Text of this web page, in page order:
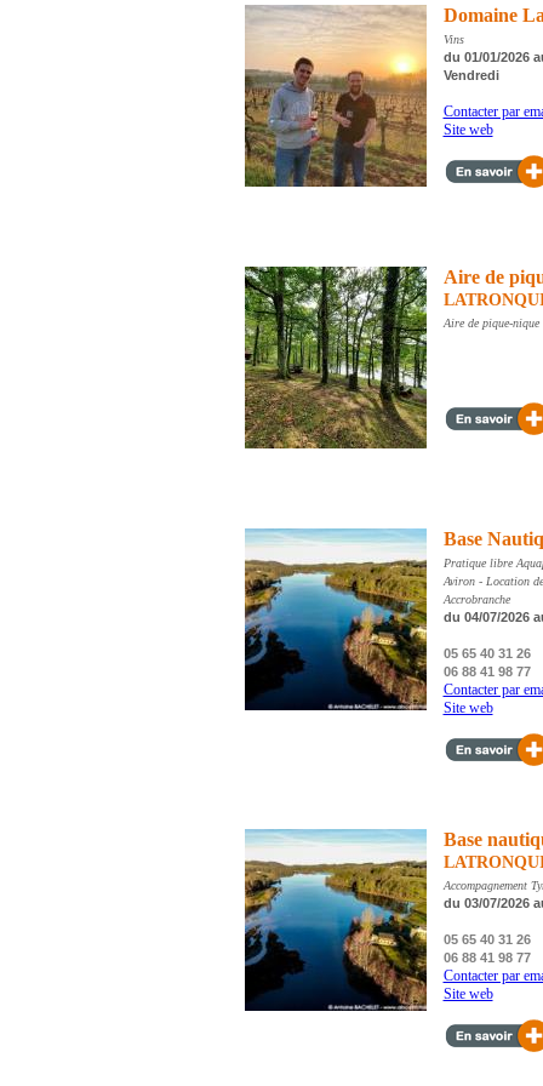
Domaine
Vins
du 01/01/2026
Vendredi
Contacter par
Site web
Aire de
Aire de pique-nique
Base
Pratique libre
Aviron - Location
Accrobranche
du 04/07/2026
05 65 40 31 26
06 88 41 98 77
Contacter par
Site web
Base
Accompagnement
du 03/07/2026
05 65 40 31 26
06 88 41 98 77
Contacter par
Site web